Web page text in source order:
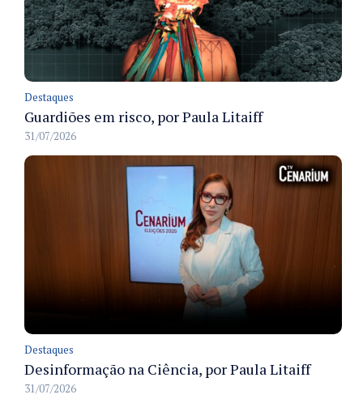
Destaques
Guardiões em risco, por Paula Litaiff
31/07/2026
Destaques
Desinformação na Ciência, por Paula Litaiff
31/07/2026